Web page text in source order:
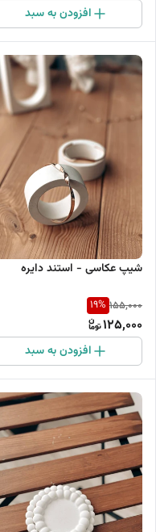
افزودن به سبد
شیپ عکاسی - استند دایره
155,000
19%
125,000
افزودن به سبد